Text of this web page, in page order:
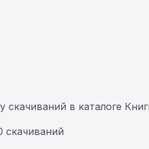
скачиваний в каталоге
скачиваний